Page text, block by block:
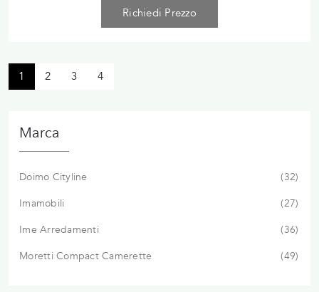
Richiedi Prezzo
1 2 3 4
Marca
Doimo Cityline
32
Imamobili
27
Ime Arredamenti
36
Moretti Compact Camerette
49